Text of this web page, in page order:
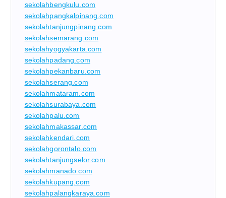
sekolahbengkulu.com
sekolahpangkalpinang.com
sekolahtanjungpinang.com
sekolahsemarang.com
sekolahyogyakarta.com
sekolahpadang.com
sekolahpekanbaru.com
sekolahserang.com
sekolahmataram.com
sekolahsurabaya.com
sekolahpalu.com
sekolahmakassar.com
sekolahkendari.com
sekolahgorontalo.com
sekolahtanjungselor.com
sekolahmanado.com
sekolahkupang.com
sekolahpalangkaraya.com